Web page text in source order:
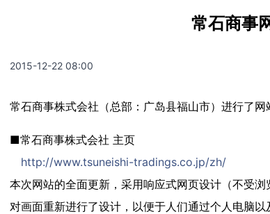
常石商事
2015-12-22 08:00
常石商事株式会社（总部：广岛县福山市）进行了网
■常石商事株式会社 主页
http://www.tsuneishi-tradings.co.jp/zh/
本次网站的全面更新，采用响应式网页设计（不受
对画面重新进行了设计，以便于人们通过个人电脑